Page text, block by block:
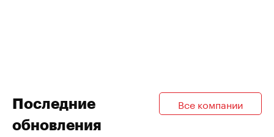
Последние
обновления
Все компании